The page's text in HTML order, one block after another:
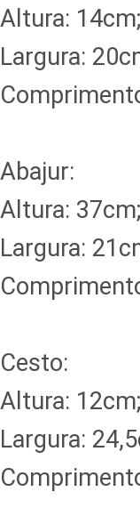
Altura: 14cm;
Largura:
Abajur:
Altura: 37cm;
Largura:
Cesto:
Altura: 12cm;
Largura: